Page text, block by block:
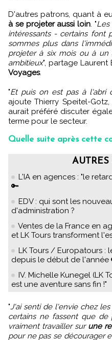
D'autres patrons, quant à
à se projeter aussi loin. "Les
intéressants - certains font
sommes plus dans
projeter à six mois ou à un
ambitieux", partage Laurent
Voyages.
"Et puis on est pas à l'abri
ajoute Thierry Speitel-
aurait préféré discuter
terme pour le secteur.
Quelle suite après cette
AUTRES
L'IA en agences : "le
🔑
EDV : qui sont les
d'administration ?
Ventes de la France en
et LK Tours transforment
LK Tours / Europatours :
depuis le début de l'année
IV. Michelle Kunegel (LK
est une aventure sans fin !"
"J'ai senti de l'envie chez les participants, mais je crains que
certains ne fassent que de
vraiment travailler sur une
pour ne pas se décourager